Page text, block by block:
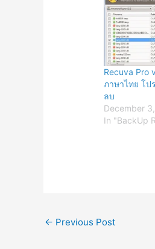
Recuva Pro
ภาษาไทย โป
ลบ
December
In "BackUp
← Previous Post